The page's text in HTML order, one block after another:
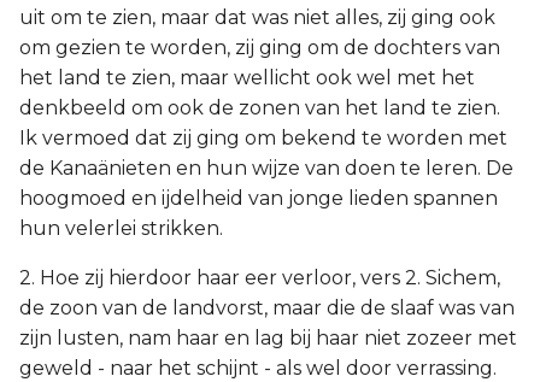
uit om te zien, maar dat was niet alles, zij ging ook
om gezien te worden, zij ging om de dochters van
het land te zien, maar wellicht ook wel met het
denkbeeld om ook de zonen van het land te zien.
Ik vermoed dat zij ging om bekend te worden met
de Kanaänieten en hun wijze van doen te leren. De
hoogmoed en ijdelheid van jonge lieden spannen
hun velerlei strikken.
2. Hoe zij hierdoor haar eer verloor, vers 2. Sichem,
de zoon van de landvorst, maar die de slaaf was van
zijn lusten, nam haar en lag bij haar niet zozeer met
geweld - naar het schijnt - als wel door verrassing.